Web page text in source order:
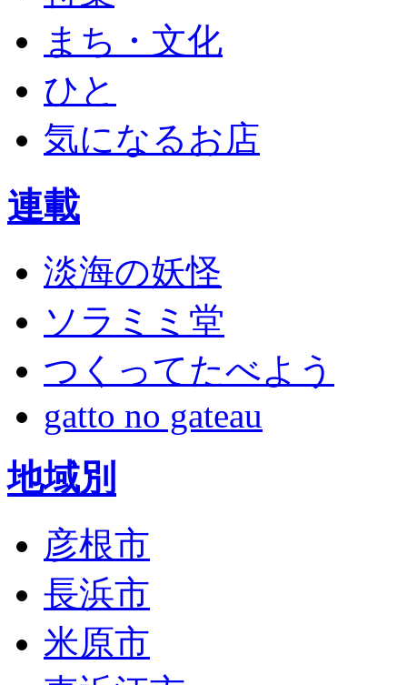
まち・文化
ひと
気になるお店
連載
淡海の妖怪
ソラミミ堂
つくってたべよう
gatto no gateau
地域別
彦根市
長浜市
米原市